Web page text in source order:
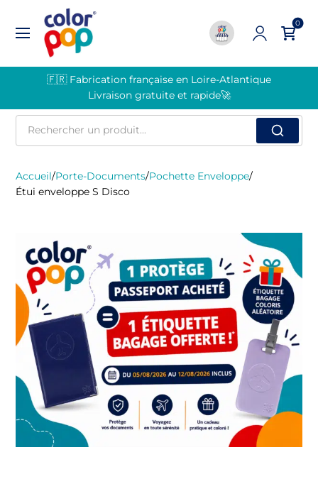
0
🇫🇷 Fabrication française en Loire-Atlantique
Livraison gratuite et rapide🚀
Rechercher
produit
Accueil/Porte-Documents/Pochette Enveloppe/
Étui enveloppe S Disco